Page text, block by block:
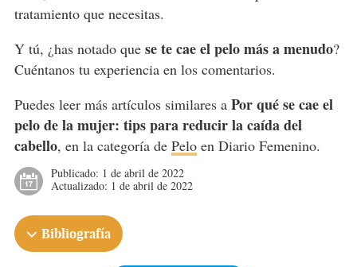
tratamiento que necesitas.
Y tú, ¿has notado que se te cae el pelo más a menudo?
Cuéntanos tu experiencia en los comentarios.
Puedes leer más artículos similares a Por qué se cae el
pelo de la mujer: tips para reducir la caída del
cabello, en la categoría de Peloen Diario Femenino.
Publicado: 1 de abril de 2022
Actualizado: 1 de abril de 2022
Bibliografía